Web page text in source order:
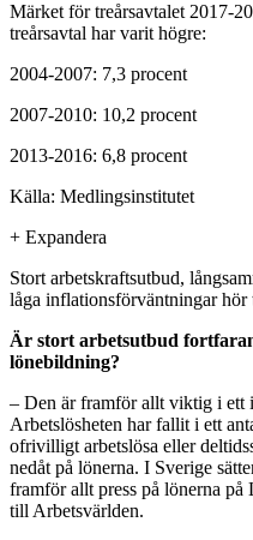
Märket för treårsavtalet 2017-
treårsavtal har varit högre:
2004-2007: 7,3 procent
2007-2010: 10,2 procent
2013-2016: 6,8 procent
Källa: Medlingsinstitutet
+ Expandera
Stort arbetskraftsutbud,
låga inflationsförväntningar hör
Är stort arbetsutbud
lönebildning?
– Den är framför allt viktig i ett
Arbetslösheten har fallit i ett
ofrivilligt arbetslösa eller
nedåt på lönerna. I Sverige
framför allt press på lönerna på
till Arbetsvärlden.